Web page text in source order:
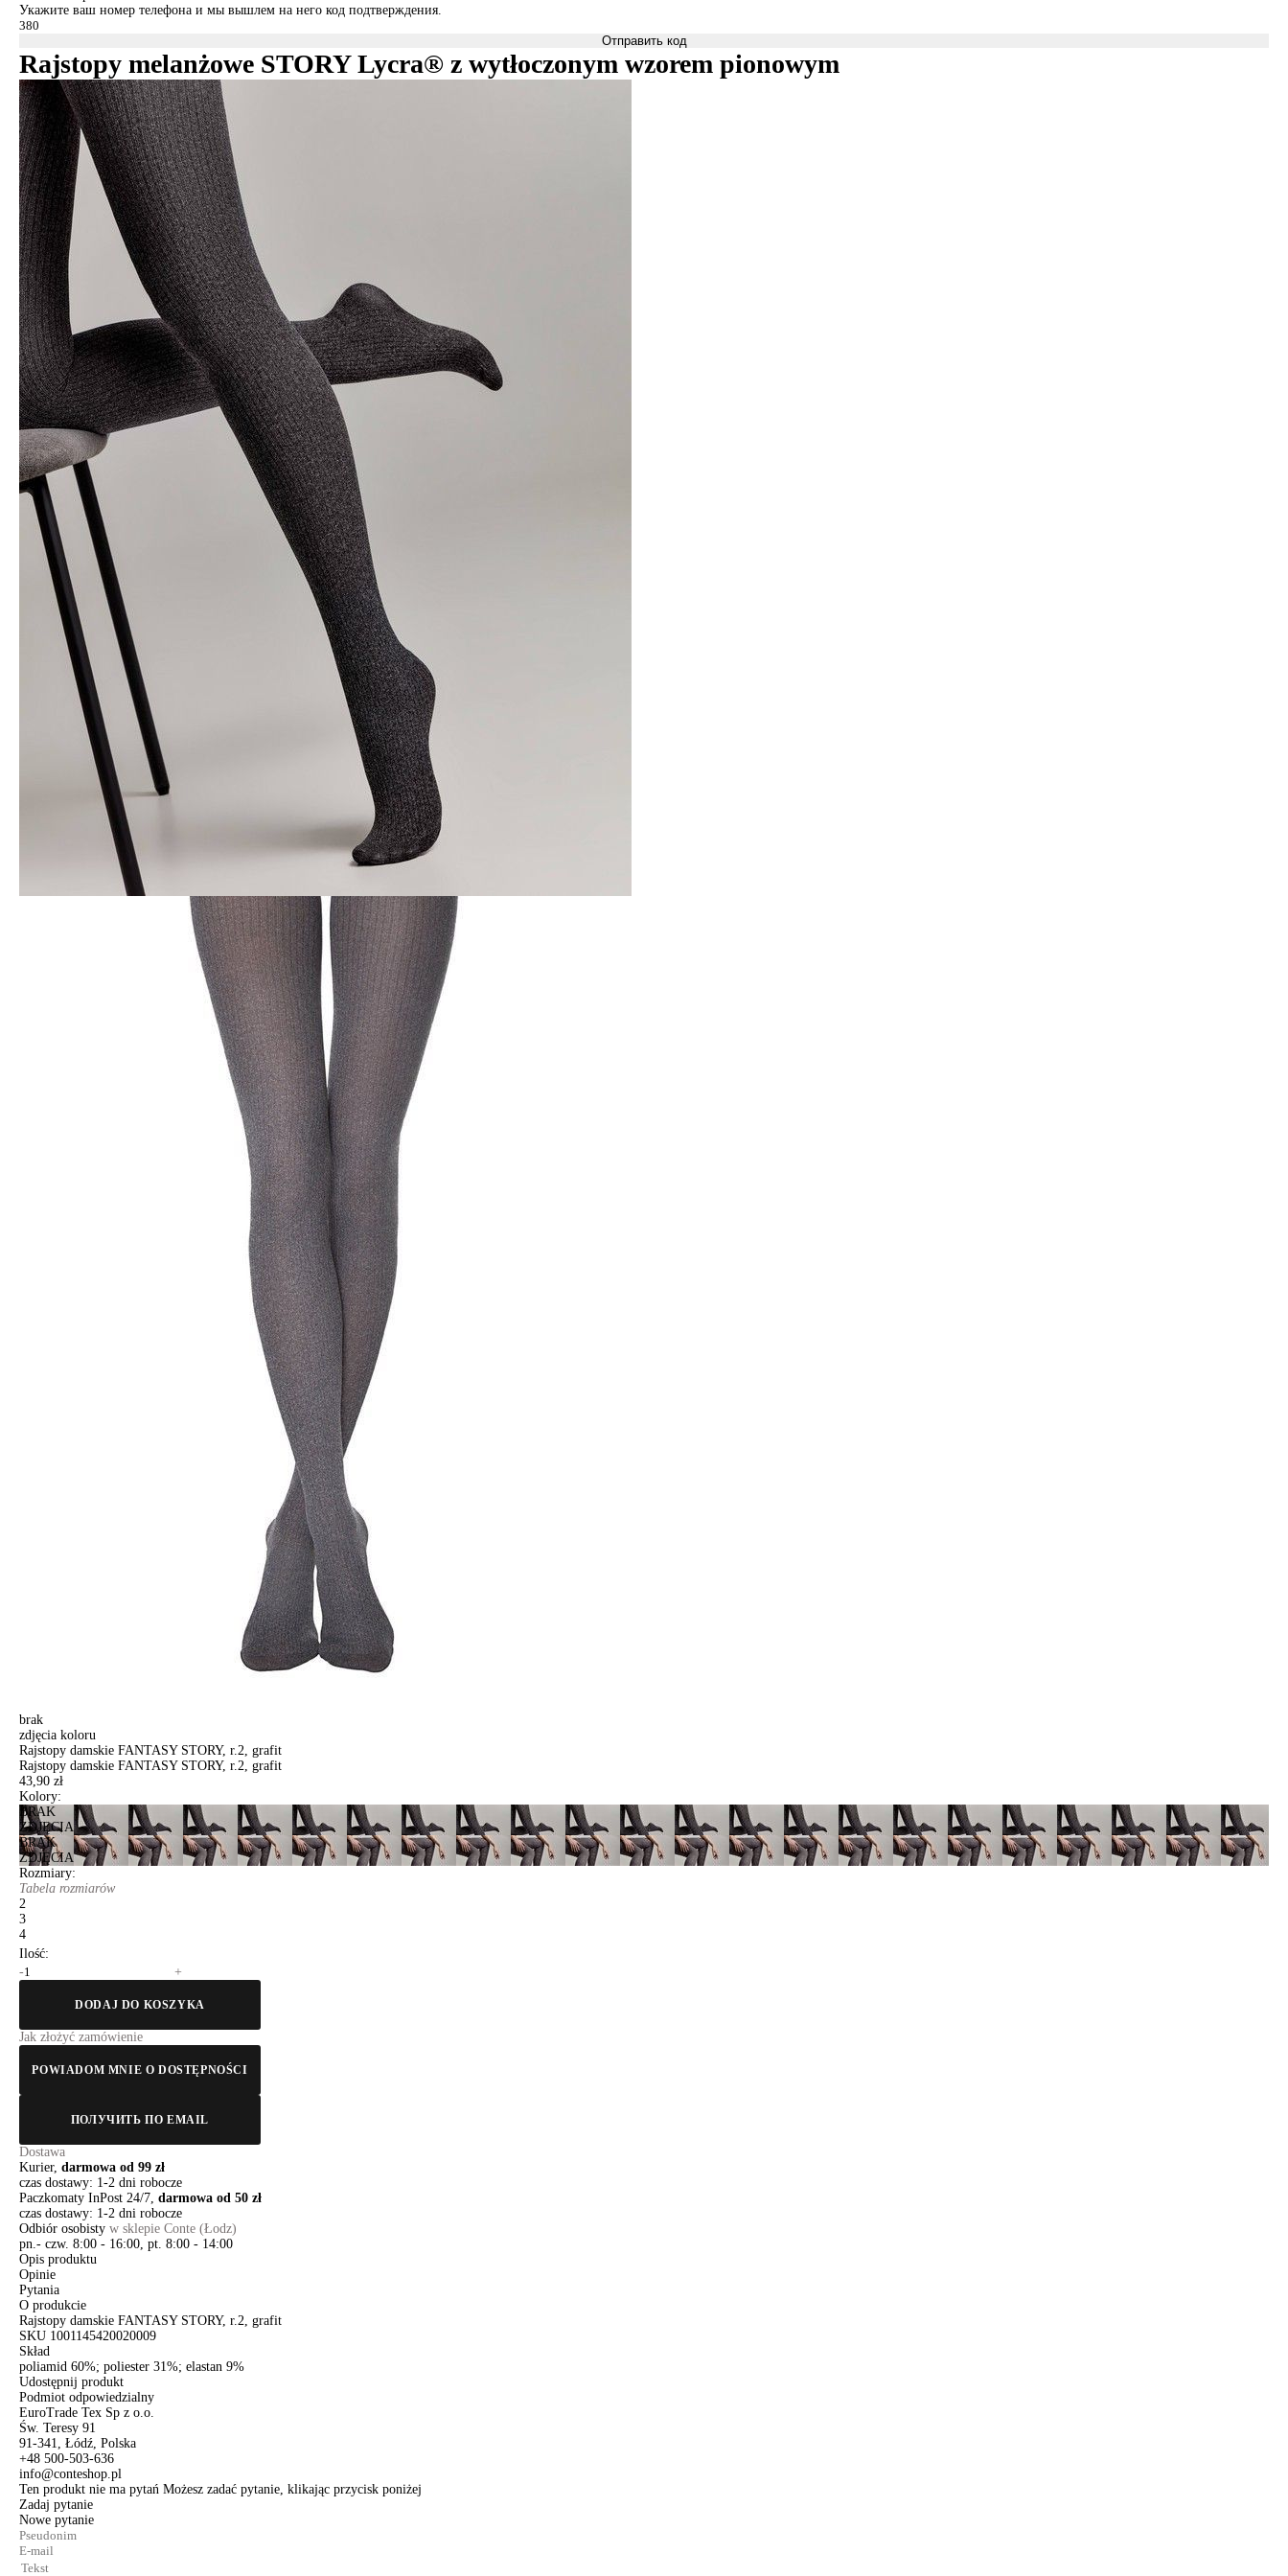
Укажите ваш номер телефона и мы вышлем на него код подтверждения.
Отправить код
Rajstopy melanżowe STORY Lycra® z wytłoczonym wzorem pionowym
brak
zdjęcia koloru
Rajstopy damskie FANTASY STORY, r.2, grafit
Rajstopy damskie FANTASY STORY, r.2, grafit
43,90 zł
Kolory:
BRAK
ZDJĘCIA
BRAK
ZDJĘCIA
Rozmiary:
Tabela rozmiarów
2
3
4
Ilość:
-
+
DODAJ DO KOSZYKA
Jak złożyć zamówienie
POWIADOM MNIE O DOSTĘPNOŚCI
ПОЛУЧИТЬ ПО EMAIL
Dostawa
Kurier, darmowa od 99 zł
czas dostawy: 1-2 dni robocze
Paczkomaty InPost 24/7, darmowa od 50 zł
czas dostawy: 1-2 dni robocze
Odbiór osobisty w sklepie Conte (Łodz)
pn.- czw. 8:00 - 16:00, pt. 8:00 - 14:00
Opis produktu
Opinie
Pytania
O produkcie
Rajstopy damskie FANTASY STORY, r.2, grafit
SKU 1001145420020009
Skład
poliamid 60%; poliester 31%; elastan 9%
Udostępnij produkt
Podmiot odpowiedzialny
EuroTrade Tex Sp z o.o.
Św. Teresy 91
91-341, Łódź, Polska
+48 500-503-636
info@conteshop.pl
Ten produkt nie ma pytań Możesz zadać pytanie, klikając przycisk poniżej
Zadaj pytanie
Nowe pytanie